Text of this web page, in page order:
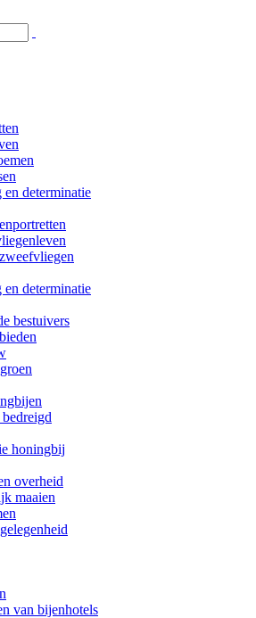
determinatie
determinatie
bestuivers
honingbij
overheid
maaien
van bijenhotels